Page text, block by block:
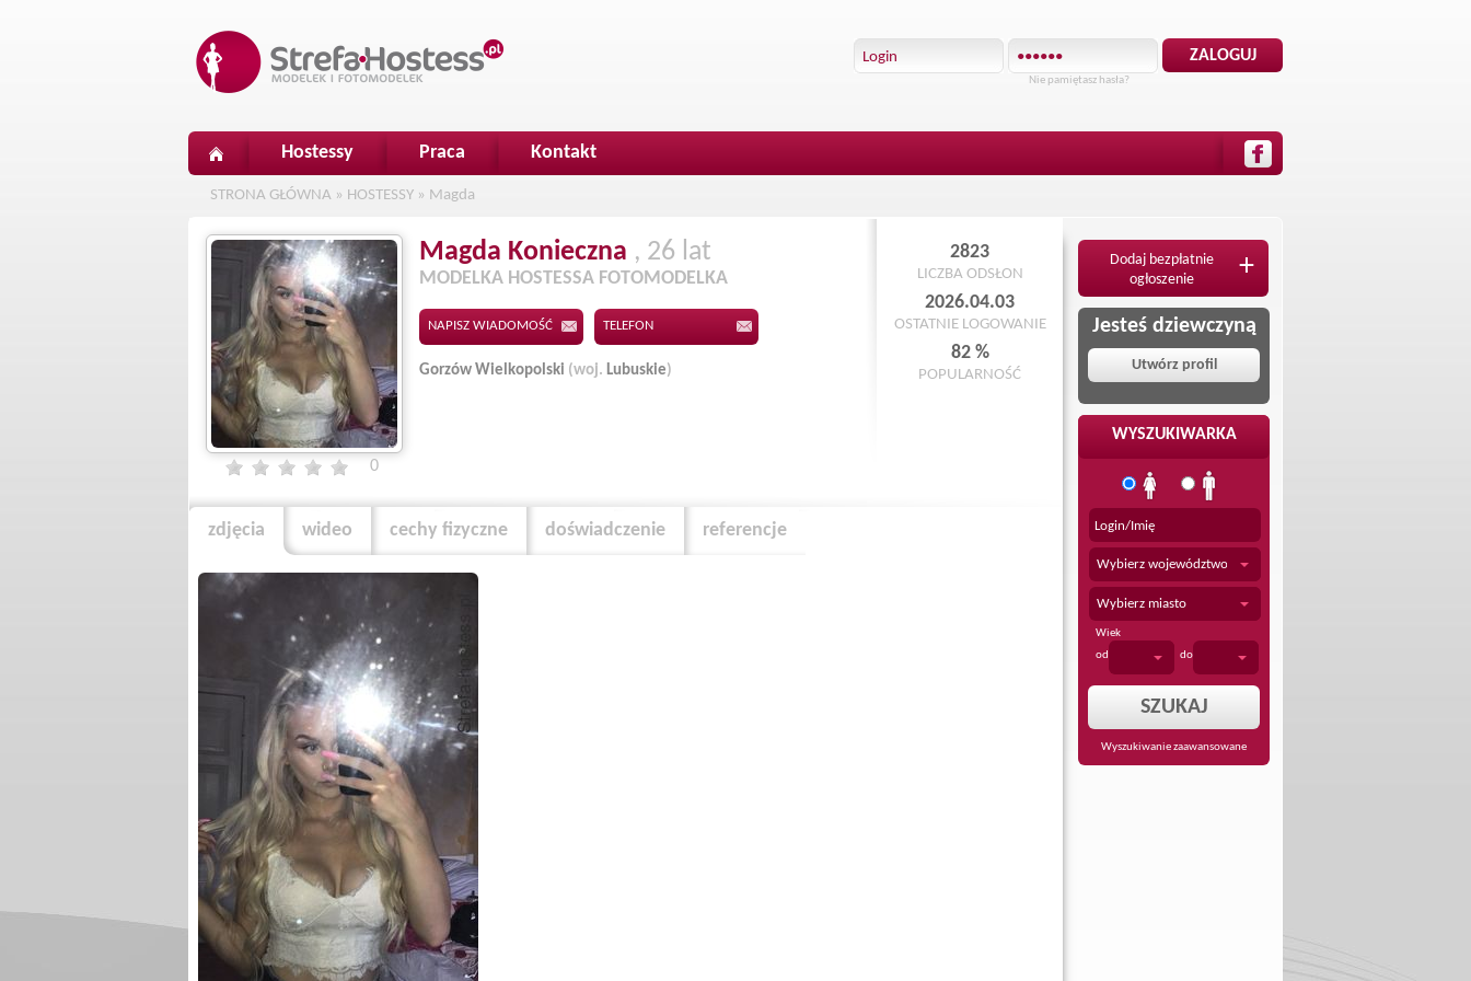
Nie pamiętasz hasła?
Hostessy Praca Kontakt
STRONA GŁÓWNA » HOSTESSY » Magda
0
Magda Konieczna , 26 lat
MODELKA HOSTESSA FOTOMODELKA
NAPISZ WIADOMOŚĆ TELEFON
Gorzów Wielkopolski (woj. Lubuskie)
2823
LICZBA ODSŁON
2026.04.03
OSTATNIE LOGOWANIE
82 %
POPULARNOŚĆ
zdjęcia wideo cechy fizyczne doświadczenie referencje
Dodaj bezpłatnie
ogłoszenie
+
Jesteś dziewczyną
Utwórz profil
WYSZUKIWARKA
Wybierz województwo
Wybierz miasto
Wiek
od
do
Wyszukiwanie zaawansowane